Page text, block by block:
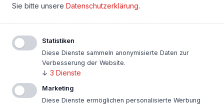
gesehen sind zum Beispiel Kreditnehmer in einem
unbefristeten Arbeitsverhältnis mit einem gehobenen
Einkommen.
Noch besser ist es, wenn zwei Vertragspartner den
Sie bitte unsere Datenschutzerklärung.
Statistiken
Diese Dienste sammeln anonymisierte Daten zur
Verbesserung der Website.
↓ 3 Dienste
Marketing
Diese Dienste ermöglichen personalisierte Werbung